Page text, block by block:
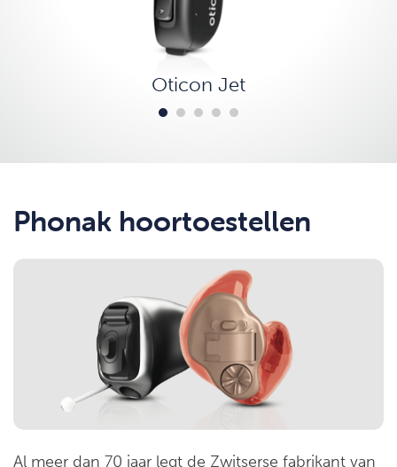
Oticon Jet
Phonak hoortoestellen
Al meer dan 70 jaar legt de Zwitserse fabrikant van